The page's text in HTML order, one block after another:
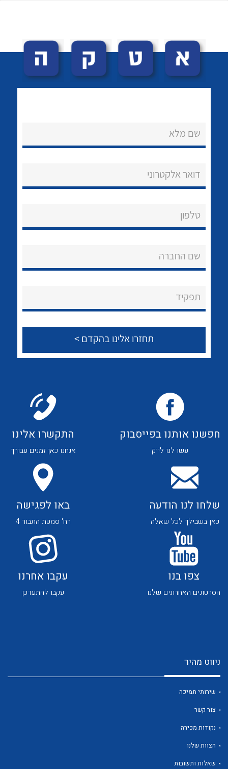
שאלות ותשובות
לכל מוצרי היצרן לכל מוצרי היצרן
לכל מוצרי היצרן לכל מוצרי היצרן
לכל מוצרי היצרן לכל מוצרי היצרן
לכל מוצרי היצרן לכל מוצרי היצרן
לכל מוצרי היצרן
שם מלא
דואר אלקטרוני
טלפון
שם החברה
תפקיד
חפשנו אותנו בפייסבוק
עשו לנו לייק
התקשרו אלינו
אנחנו כאן זמנים עבורך
שלחו לנו הודעה
כאן בשבילך לכל שאלה
באו לפגישה
רח' סמטת התבור 4
צפו בנו
הסרטונים האחרונים שלנו
עקבו אחרנו
עקבו להתעדכן
ניווט מהיר
שירותי תמיכה
צור קשר
נקודות מכירה
הצוות שלנו
שאלות ותשובות